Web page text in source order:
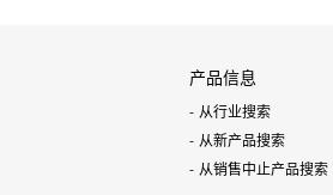
产品信息
从行业搜索
从新产品搜索
从销售中止产品搜索